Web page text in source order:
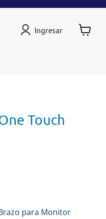
Ingresar
Touch
para Monitor